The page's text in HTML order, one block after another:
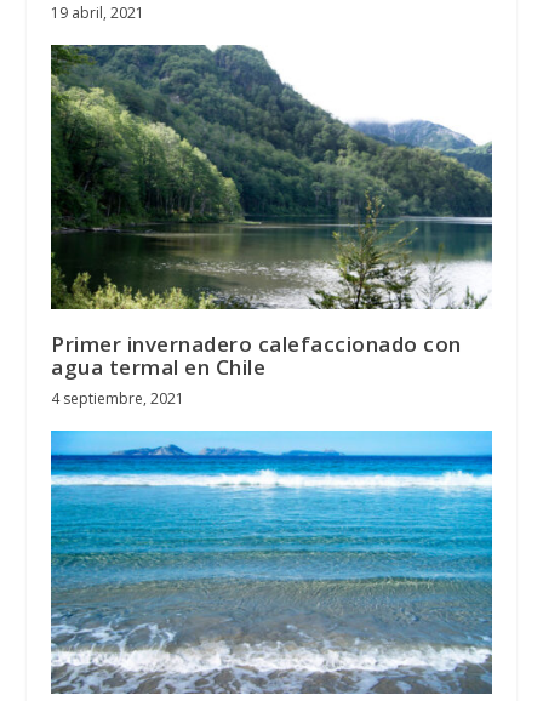
19 abril, 2021
Primer invernadero calefaccionado con
agua termal en Chile
4 septiembre, 2021